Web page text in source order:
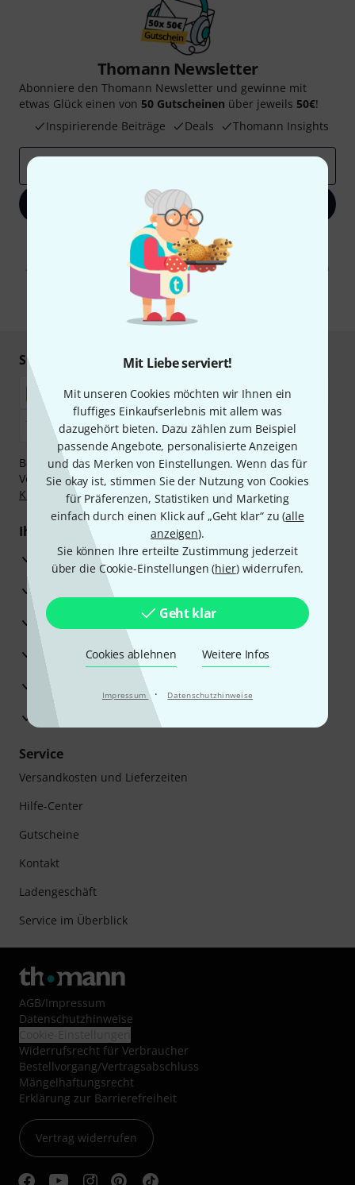
Mit Liebe serviert!
Mit unseren Cookies möchten wir Ihnen ein
fluffiges Einkaufserlebnis mit allem was
dazugehört bieten. Dazu zählen zum Beispiel
passende Angebote, personalisierte Anzeigen
und das Merken von Einstellungen. Wenn das für
Sie okay ist, stimmen Sie der Nutzung von Cookies
für Präferenzen, Statistiken und Marketing
einfach durch einen Klick auf „Geht klar“ zu (alle
anzeigen).
Sie können Ihre erteilte Zustimmung jederzeit
über die Cookie-Einstellungen (hier) widerrufen.
Geht klar
Cookies ablehnen Weitere Infos
Impressum · Datenschutzhinweise
Thomann Newsletter
Abonniere den Thomann Newsletter und gewinne mit
etwas Glück einen von 50 Gutscheinen über jeweils 50€!
Inspirierende Beiträge
Deals Thomann Insights
Jetzt anmelden
Mit Klick auf „Jetzt anmelden“ stimmen Sie dem Erhalt von E-Mail-
Werbung und einer Messung des E-Mail-Nutzungsverhaltens zu. Die
Abmeldung ist jederzeit möglich. Weitere Informationen finden Sie in
Datenschutzhinweisen
* Pflichtfeld
Sicher einkaufen & bezahlen
Bezahlen Sie vertraulich und sicher per Nachnahme,
Vorkasse, PayPal, Amazon Pay,Klarna Sofort bezahlen,
Klarna Ratenzahlungoder Kreditkarte.
Ihre Vorteile
3 Jahre Thomann Garantie
30 Tage Money-Back-Garantie
Reparaturservice
Beratung durch Fachexperten
Zufriedenheitsgarantie
Europas größtes Versandlager
Service
Versandkosten und Lieferzeiten
Hilfe-Center
Gutscheine
Kontakt
Ladengeschäft
Service im Überblick
AGB/Impressum
Datenschutzhinweise
Widerrufsrecht für Verbraucher
Bestellvorgang/Vertragsabschluss
Mängelhaftungsrecht
Erklärung zur Barrierefreiheit
Vertrag widerrufen